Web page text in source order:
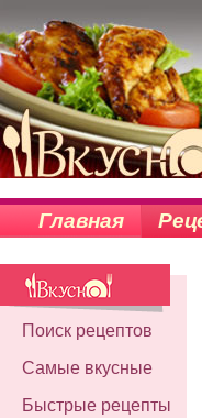
Главная
Поиск рецептов
Самые вкусные
Быстрые рецепты